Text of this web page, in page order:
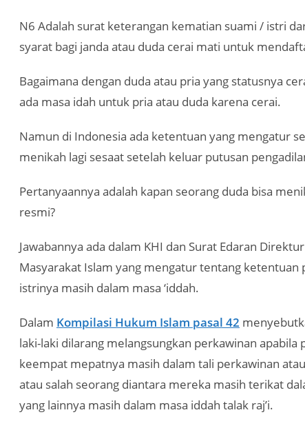
N6 Adalah surat keterangan kematian suami / istri
syarat bagi janda atau duda cerai mati untuk
Bagaimana dengan duda atau pria yang statusnya
ada masa idah untuk pria atau duda karena cerai.
Namun di Indonesia ada ketentuan yang mengatur
menikah lagi sesaat setelah keluar putusan
Pertanyaannya adalah kapan seorang duda bisa
resmi?
Jawabannya ada dalam KHI dan Surat Edaran
Masyarakat Islam yang mengatur tentang ketentuan
istrinya masih dalam masa ‘iddah.
Dalam Kompilasi Hukum Islam pasal 42
laki-laki dilarang melangsungkan perkawinan apabila
keempat mepatnya masih dalam tali perkawinan
atau salah seorang diantara mereka masih terikat
yang lainnya masih dalam masa iddah talak raj’i.